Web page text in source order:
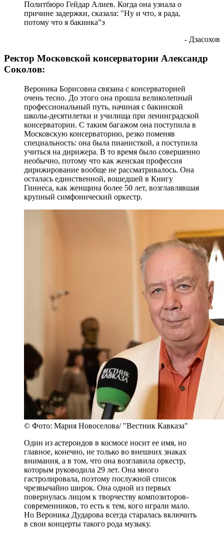
Политбюро Гейдар Алиев. Когда она узнала о
причине задержки, сказала: "Ну и что, я рада,
потому что я бакинка"э
- Дзасохов
Ректор Московской консерватории Александр
Соколов:
Вероника Борисовна связана с консерваторией
очень тесно. До этого она прошла великолепный
профессиональный путь, начиная с бакинской
школы-десятилетки и училища при ленинградской
консерватории. С таким багажом она поступила в
Московскую консерваторию, резко поменяв
специальность: она была пианисткой, а поступила
учиться на дирижера. В то время было совершенно
необычно, потому что как женская профессия
дирижирование вообще не рассматривалось. Она
осталась единственной, вошедшей в Книгу
Гиннеса, как женщина более 50 лет, возглавлявшая
крупный симфонический оркестр.
© Фото: Мария Новоселова/ "Вестник Кавказа"
Один из астероидов в космосе носит ее имя, но
главное, конечно, не только во внешних знаках
внимания, а в том, что она возглавила оркестр,
которым руководила 29 лет. Она много
гастролировала, поэтому послужной список
чрезвычайно широк. Она одной из первых
повернулась лицом к творчеству композиторов-
современников, то есть к тем, кого играли мало.
Но Вероника Дударова всегда старалась включить
в свои концерты такого рода музыку.